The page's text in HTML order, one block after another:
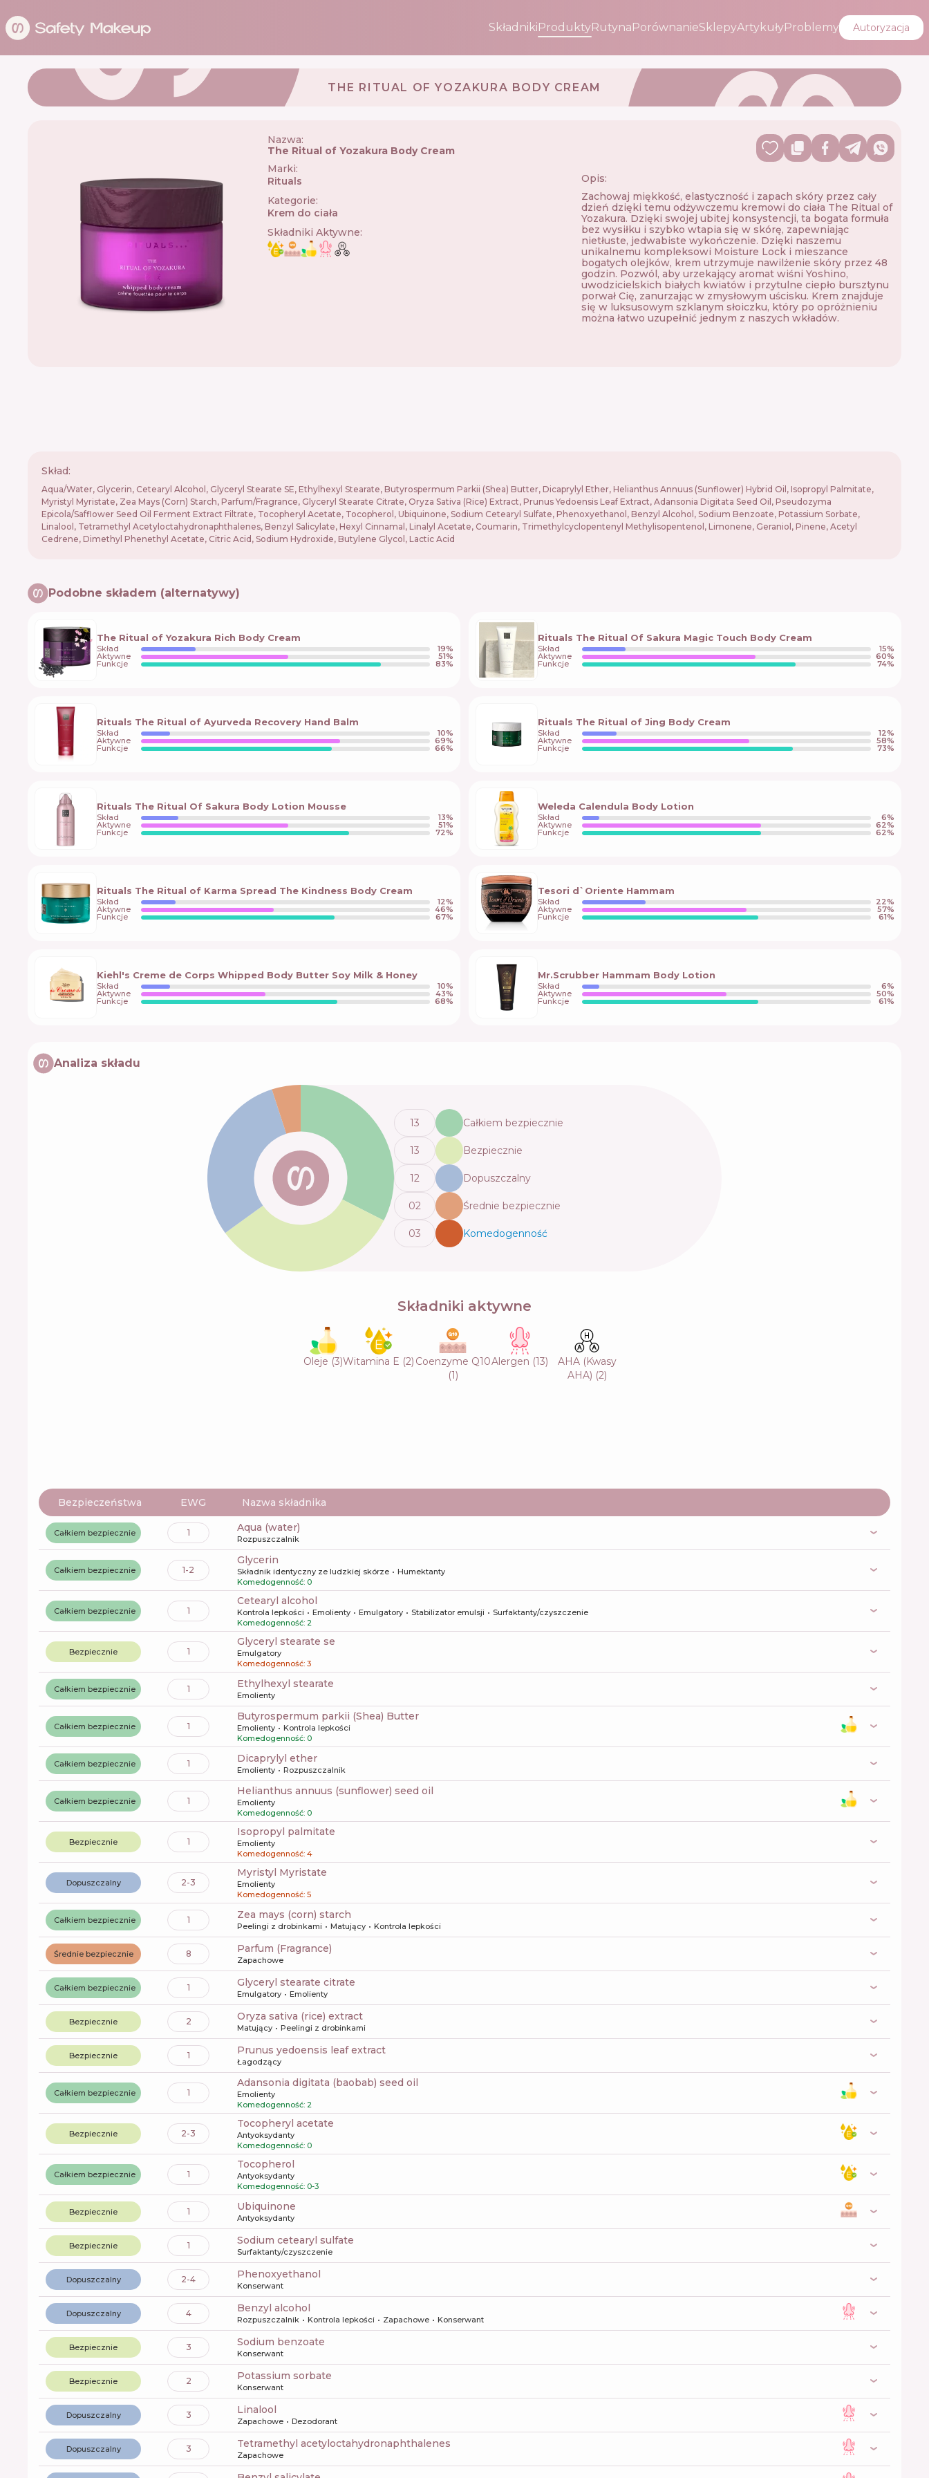
SkładnikiProduktyRutynaPorównanieSklepyArtykułyProblemy Autoryzacja
THE RITUAL OF YOZAKURA BODY CREAM
Nazwa:
The Ritual of Yozakura Body Cream
Marki:
Rituals
Kategorie:
Krem do ciała
Składniki Aktywne:
Opis:
Zachowaj miękkość, elastyczność i zapach skóry przez cały
dzień dzięki temu odżywczemu kremowi do ciała The Ritual of
Yozakura. Dzięki swojej ubitej konsystencji, ta bogata formuła
bez wysiłku i szybko wtapia się w skórę, zapewniając
nietłuste, jedwabiste wykończenie. Dzięki naszemu
unikalnemu kompleksowi Moisture Lock i mieszance
bogatych olejków, krem ​​utrzymuje nawilżenie skóry przez 48
godzin. Pozwól, aby urzekający aromat wiśni Yoshino,
uwodzicielskich białych kwiatów i przytulne ciepło bursztynu
porwał Cię, zanurzając w zmysłowym uścisku. Krem znajduje
się w luksusowym szklanym słoiczku, który po opróżnieniu
można łatwo uzupełnić jednym z naszych wkładów.
Skład:
Aqua/Water, Glycerin, Cetearyl Alcohol, Glyceryl Stearate SE, Ethylhexyl Stearate, Butyrospermum Parkii (Shea) Butter, Dicaprylyl Ether, Helianthus Annuus (Sunflower) Hybrid Oil, Isopropyl Palmitate,
Myristyl Myristate, Zea Mays (Corn) Starch, Parfum/Fragrance, Glyceryl Stearate Citrate, Oryza Sativa (Rice) Extract, Prunus Yedoensis Leaf Extract, Adansonia Digitata Seed Oil, Pseudozyma
Epicola/Safflower Seed Oil Ferment Extract Filtrate, Tocopheryl Acetate, Tocopherol, Ubiquinone, Sodium Cetearyl Sulfate, Phenoxyethanol, Benzyl Alcohol, Sodium Benzoate, Potassium Sorbate,
Linalool, Tetramethyl Acetyloctahydronaphthalenes, Benzyl Salicylate, Hexyl Cinnamal, Linalyl Acetate, Coumarin, Trimethylcyclopentenyl Methylisopentenol, Limonene, Geraniol, Pinene, Acetyl
Cedrene, Dimethyl Phenethyl Acetate, Citric Acid, Sodium Hydroxide, Butylene Glycol, Lactic Acid
Podobne składem (alternatywy)
The Ritual of Yozakura Rich Body Cream
Skład 19%
Aktywne 51%
Funkcje 83%
Rituals The Ritual Of Sakura Magic Touch Body Cream
Skład 15%
Aktywne 60%
Funkcje 74%
Rituals The Ritual of Ayurveda Recovery Hand Balm
Skład 10%
Aktywne 69%
Funkcje 66%
Rituals The Ritual of Jing Body Cream
Skład 12%
Aktywne 58%
Funkcje 73%
Rituals The Ritual Of Sakura Body Lotion Mousse
Skład 13%
Aktywne 51%
Funkcje 72%
Weleda Calendula Body Lotion
Skład 6%
Aktywne 62%
Funkcje 62%
Rituals The Ritual of Karma Spread The Kindness Body Cream
Skład 12%
Aktywne 46%
Funkcje 67%
Tesori d`Oriente Hammam
Skład 22%
Aktywne 57%
Funkcje 61%
Kiehl's Creme de Corps Whipped Body Butter Soy Milk & Honey
Skład 10%
Aktywne 43%
Funkcje 68%
Mr.Scrubber Hammam Body Lotion
Skład 6%
Aktywne 50%
Funkcje 61%
Analiza składu
13 Całkiem bezpiecznie
13 Bezpiecznie
12 Dopuszczalny
02 Średnie bezpiecznie
03 Komedogenność
Składniki aktywne
Oleje (3)Witamina E (2) Coenzyme Q10
(1)
Alergen (13)
AHA (Kwasy
AHA) (2)
Bezpieczeństwa EWG Nazwa składnika
Całkiem bezpiecznie 1 aqua (water)
Rozpuszczalnik
Całkiem bezpiecznie 1-2
glycerin
Składnik identyczny ze ludzkiej skórze
Humektanty
Komedogenność: 0
Całkiem bezpiecznie 1
cetearyl alcohol
Kontrola lepkości Emolienty Emulgatory Stabilizator emulsji
Surfaktanty/czyszczenie
Komedogenność: 2
Bezpiecznie 1
glyceryl stearate se
Emulgatory
Komedogenność: 3
Całkiem bezpiecznie 1 ethylhexyl stearate
Emolienty
Całkiem bezpiecznie 1
butyrospermum parkii (Shea) Butter
Emolienty
Kontrola lepkości
Komedogenność: 0
Całkiem bezpiecznie 1 dicaprylyl ether
Emolienty Rozpuszczalnik
Całkiem bezpiecznie 1
helianthus annuus (sunflower) seed oil
Emolienty
Komedogenność: 0
Bezpiecznie 1
isopropyl palmitate
Emolienty
Komedogenność: 4
Dopuszczalny 2-3
Myristyl Myristate
Emolienty
Komedogenność: 5
Całkiem bezpiecznie 1 zea mays (corn) starch
Peelingi z drobinkami Matujący Kontrola lepkości
Średnie bezpiecznie 8 Parfum (Fragrance)
Zapachowe
Całkiem bezpiecznie 1 glyceryl stearate citrate
Emulgatory Emolienty
Bezpiecznie 2 oryza sativa (rice) extract
Matujący Peelingi z drobinkami
Bezpiecznie 1 prunus yedoensis leaf extract
Łagodzący
Całkiem bezpiecznie 1
adansonia digitata (baobab) seed oil
Emolienty
Komedogenność: 2
Bezpiecznie 2-3
tocopheryl acetate
Antyoksydanty
Komedogenność: 0
Całkiem bezpiecznie 1
tocopherol
Antyoksydanty
Komedogenność: 0-3
Bezpiecznie 1 ubiquinone
Antyoksydanty
Bezpiecznie 1 sodium cetearyl sulfate
Surfaktanty/czyszczenie
Dopuszczalny 2-4 phenoxyethanol
Konserwant
Dopuszczalny 4 benzyl alcohol
Rozpuszczalnik Kontrola lepkości Zapachowe Konserwant
Bezpiecznie 3 sodium benzoate
Konserwant
Bezpiecznie 2 potassium sorbate
Konserwant
Dopuszczalny 3 linalool
Zapachowe Dezodorant
Dopuszczalny 3 tetramethyl acetyloctahydronaphthalenes
Zapachowe